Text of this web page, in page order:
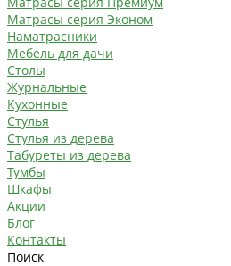
Матрасы серия Эконом
Наматрасники
Мебель для дачи
Столы
Журнальные
Кухонные
Стулья
Стулья из дерева
Табуреты из дерева
Тумбы
Шкафы
Акции
Блог
Контакты
Поиск